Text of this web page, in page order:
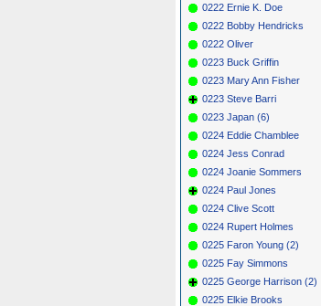
0222 Ernie K. Doe
0222 Bobby Hendricks
0222 Oliver
0223 Buck Griffin
0223 Mary Ann Fisher
0223 Steve Barri
0223 Japan (6)
0224 Eddie Chamblee
0224 Jess Conrad
0224 Joanie Sommers
0224 Paul Jones
0224 Clive Scott
0224 Rupert Holmes
0225 Faron Young (2)
0225 Fay Simmons
0225 George Harrison (2)
0225 Elkie Brooks